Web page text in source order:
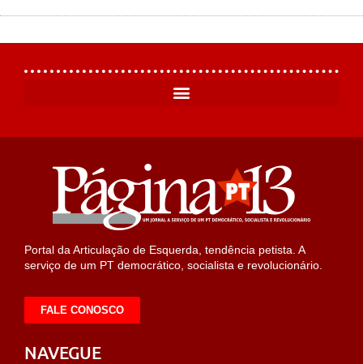
Portal da Articulação de Esquerda, tendência petista. A
serviço de um PT democrático, socialista e revolucionário.
FALE CONOSCO
NAVEGUE